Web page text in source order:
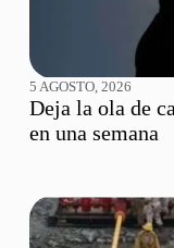
5 AGOSTO, 2026
Deja la ola de
en una semana